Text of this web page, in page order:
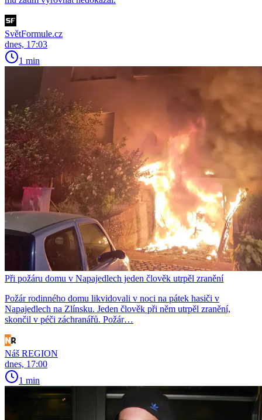
SvětFormule.cz
dnes, 17:03
1 min
Při požáru domu v Napajedlech jeden člověk utrpěl zranění
Požár rodinného domu likvidovali v noci na pátek hasiči v
Napajedlech na Zlínsku. Jeden člověk při něm utrpěl zranění,
skončil v péči záchranářů. Požár…
Náš REGION
dnes, 17:00
1 min